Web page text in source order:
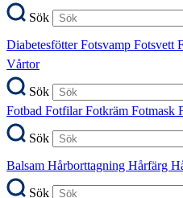
Sök
DiabetesfötterFotsvamp Fotsvett
Vårtor
Sök
Fotbad FotfilarFotkräm Fotmask
Sök
Balsam Hårborttagning Hårfärg
Sök